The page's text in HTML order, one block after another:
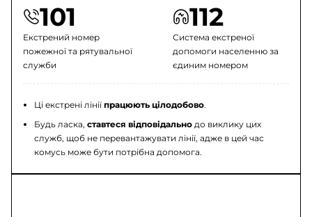
101
Екстрений номер
пожежної та рятувальної
служби
112
Система екстреної
допомоги населенню за
єдиним номером
Ці екстрені лініїпрацюють цілодобово.
Будь ласка,ставтеся відповідально до виклику цих
служб, щоб не перевантажувати лінії, адже в цей час
комусь може бути потрібна допомога.